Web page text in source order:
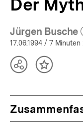
Der
Jürgen Busche
(Mehr
17.06.1994 / 7 Minuten
TeilenInhalt